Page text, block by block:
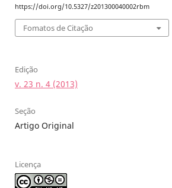
https://doi.org/10.5327/z201300040002rbm
Fomatos de Citação
Edição
v. 23 n. 4 (2013)
Seção
Artigo Original
Licença